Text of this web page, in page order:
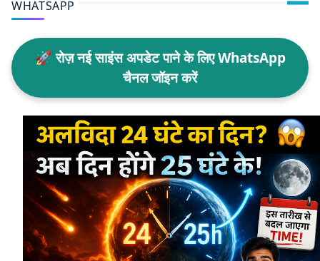
WHATSAPP
🚀 रोज़ नई साइंस अपडेट पाने के लिए WhatsApp
चैनल जॉइन करें